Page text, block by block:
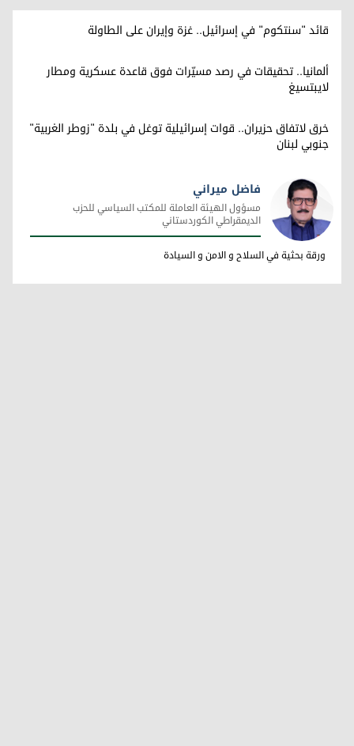
قائد "سنتكوم" في إسرائيل.. غزة وإيران على الطاولة
ألمانيا.. تحقيقات في رصد مسيّرات فوق قاعدة عسكرية ومطار
لايبتسيغ
خرق لاتفاق حزيران.. قوات إسرائيلية توغل في بلدة "زوطر الغربية"
جنوبي لبنان
فاضل ميراني
فاضل ميراني
مسؤول الهيئة العاملة للمكتب السياسي للحزب
الديمقراطي الكوردستاني
ورقة بحثية في السلاح و الامن و السيادة